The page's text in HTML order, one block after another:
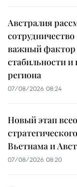
Австралия
важный фактор
стабильности и
региона
07/08/2026 08:24
Новый этап
Вьетнама и
07/08/2026 08:20